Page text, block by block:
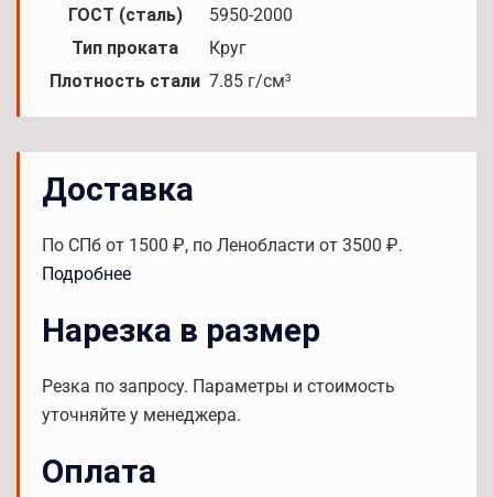
ГОСТ (сталь)
5950-2000
Тип проката
Круг
Плотность стали 7.85 г/см³
Доставка
По СПб от 1500 ₽, по Ленобласти от 3500 ₽.
Подробнее
Нарезка в размер
Резка по запросу. Параметры и стоимость
уточняйте у менеджера.
Оплата